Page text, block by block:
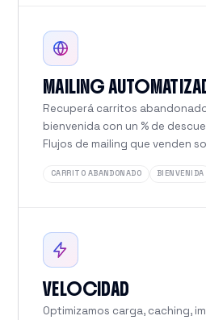
MAILING
Recuperá carritos
bienvenida con un % de
Flujos de mailing que venden
CARRITO ABANDONADO BIENVENIDA
VELOCIDAD
Optimizamos carga, caching,